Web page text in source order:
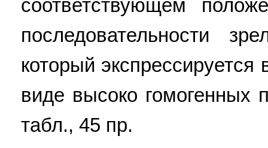
соответствующем
последовательности
который экспрессируется
виде высоко гомогенных
табл., 45 пр.